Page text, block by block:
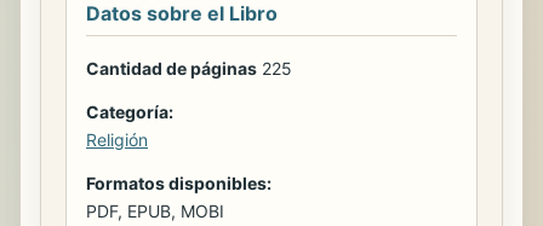
Datos sobre el Libro
Cantidad de páginas 225
Categoría:
Religión
Formatos disponibles:
PDF, EPUB, MOBI